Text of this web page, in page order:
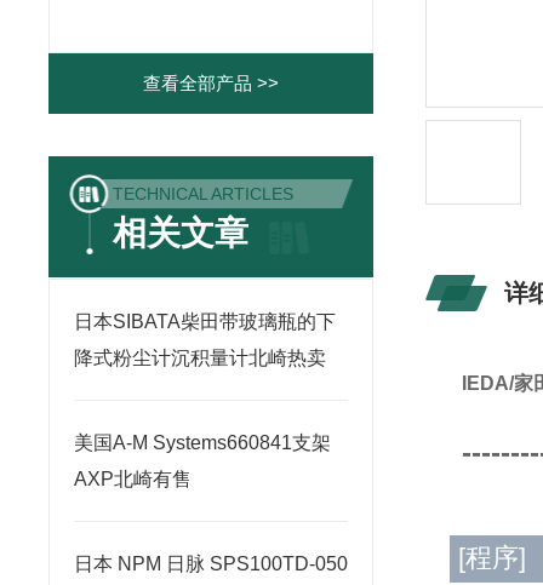
查看全部产品 >>
TECHNICAL ARTICLES
相关文章
日本SIBATA柴田带玻璃瓶的下
降式粉尘计沉积量计北崎热卖
美国A-M Systems660841支架
AXP北崎有售
日本 NPM 日脉 SPS100TD-050
详
IEDA/家
[程序]